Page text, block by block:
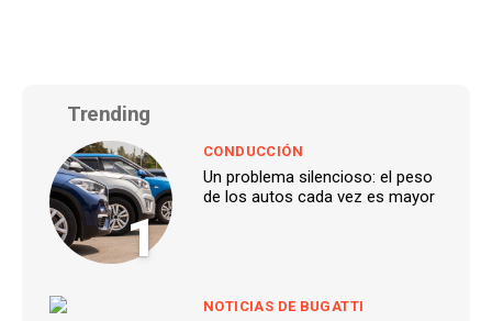
Trending
1
CONDUCCIÓN
Un problema silencioso: el peso
de los autos cada vez es mayor
NOTICIAS DE BUGATTI